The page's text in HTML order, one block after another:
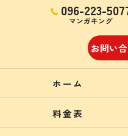
096-223-
マンガキング
お問い
ホーム
料金表